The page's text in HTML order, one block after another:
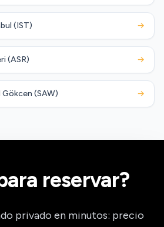
(IST) →
(ASR) →
(SAW) →
reservar?
privado en minutos: precio